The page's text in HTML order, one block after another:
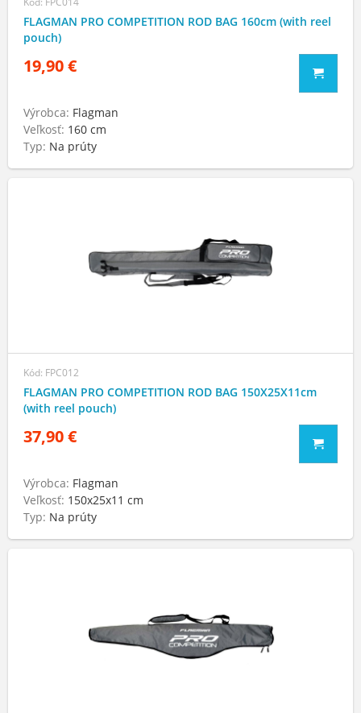
FLAGMAN PRO COMPETITION ROD BAG 160cm (with reel
pouch)
19,90 €
Výrobca: Flagman
Veľkosť: 160 cm
Typ: Na prúty
Kód: FPC012
FLAGMAN PRO COMPETITION ROD BAG 150X25X11cm
(with reel pouch)
37,90 €
Výrobca: Flagman
Veľkosť: 150x25x11 cm
Typ: Na prúty